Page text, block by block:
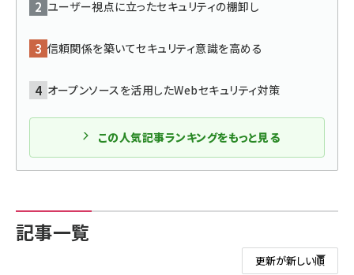
ユーザー視点に立ったセキュリティの棚卸し
信頼関係を築いてセキュリティ意識を高める
オープンソースを活用したWebセキュリティ対策
この人気記事ランキングをもっと見る
記事一覧